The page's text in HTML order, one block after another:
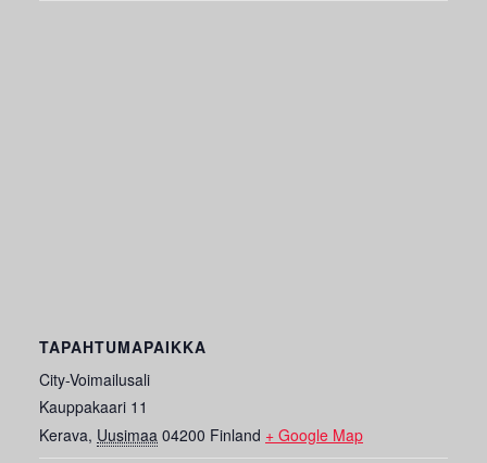
TAPAHTUMAPAIKKA
City-Voimailusali
Kauppakaari 11
Kerava, Uusimaa 04200 Finland + Google Map